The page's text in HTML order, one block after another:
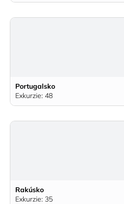
Portugalsko
Exkurzie: 48
Rakúsko
Exkurzie: 35